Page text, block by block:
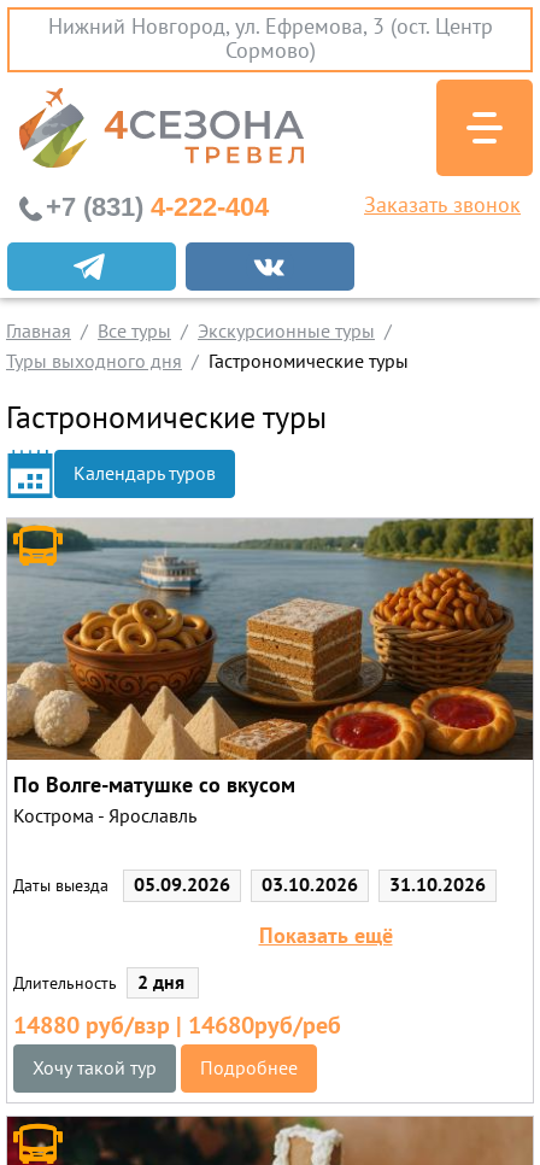
Нижний Новгород, ул. Ефремова, 3 (ост. Центр
Сормово)
Экскурсионные туры
Заграничные экскурсии
Туры на Черное Море
Горящие туры
Раннее бронирование
Железнодорожные туры
Круизы
+7 (831) 4-222-404 Заказать звонок
Главная Все туры
Экскурсионные туры
Туры выходного дня
Гастрономические туры
Гастрономические туры
Календарь туров
По Волге-матушке со вкусом
Кострома - Ярославль
Даты выезда 05.09.2026 03.10.2026
31.10.2026
Показать ещё
Длительность 2 дня
14880 руб/взр | 14680руб/реб
Хочу такой тур Подробнее